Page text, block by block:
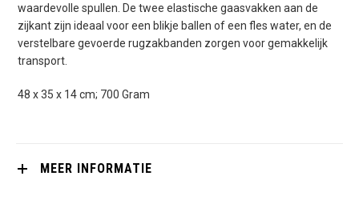
waardevolle spullen. De twee elastische gaasvakken aan de
zijkant zijn ideaal voor een blikje ballen of een fles water, en de
verstelbare gevoerde rugzakbanden zorgen voor gemakkelijk
transport.
48 x 35 x 14 cm; 700 Gram
MEER INFORMATIE